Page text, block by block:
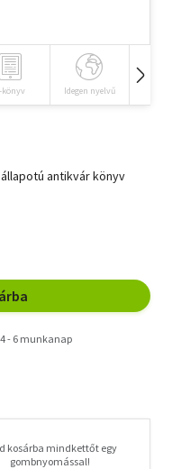
könyv Idegen nyelvű
antikvár könyv
4 - 6 munkanap
kosárba mindkettőt egy
gombnyomással!